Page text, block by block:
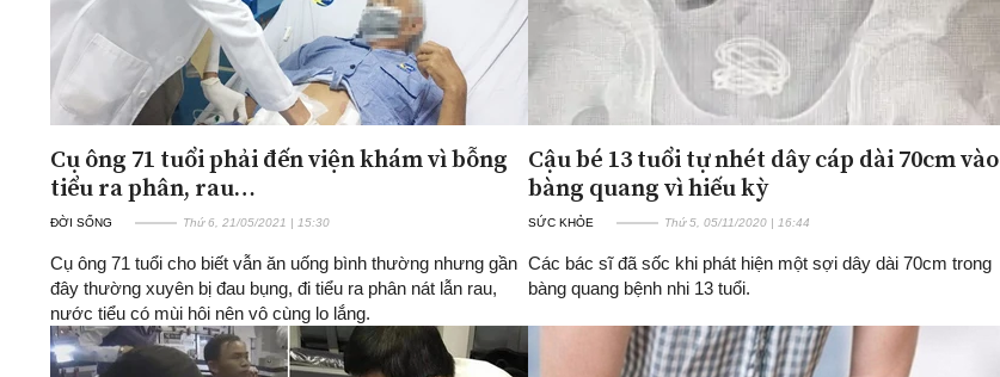
Cụ ông 71 tuổi phải đến viện khám vì bỗng
tiểu ra phân, rau…
ĐỜI SỐNG Thứ 6, 21/05/2021 | 15:30
Cụ ông 71 tuổi cho biết vẫn ăn uống bình thường nhưng gần
đây thường xuyên bị đau bụng, đi tiểu ra phân nát lẫn rau,
nước tiểu có mùi hôi nên vô cùng lo lắng.
Cậu bé 13 tuổi tự nhét dây cáp dài 70cm vào
bàng quang vì hiếu kỳ
SỨC KHỎE Thứ 5, 05/11/2020 | 16:44
Các bác sĩ đã sốc khi phát hiện một sợi dây dài 70cm trong
bàng quang bệnh nhi 13 tuổi.